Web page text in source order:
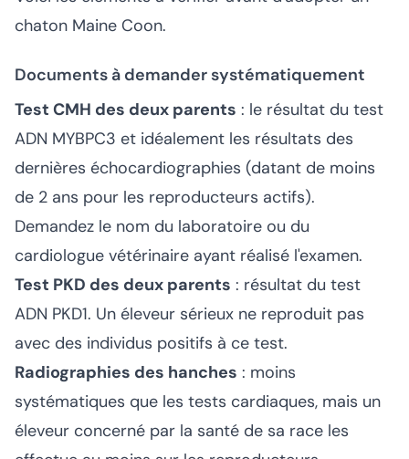
chaton Maine Coon.
Documents à demander systématiquement
Test CMH des deux parents : le résultat du test
ADN MYBPC3 et idéalement les résultats des
dernières échocardiographies (datant de moins
de 2 ans pour les reproducteurs actifs).
Demandez le nom du laboratoire ou du
cardiologue vétérinaire ayant réalisé l'examen.
Test PKD des deux parents : résultat du test
ADN PKD1. Un éleveur sérieux ne reproduit pas
avec des individus positifs à ce test.
Radiographies des hanches : moins
systématiques que les tests cardiaques, mais un
éleveur concerné par la santé de sa race les